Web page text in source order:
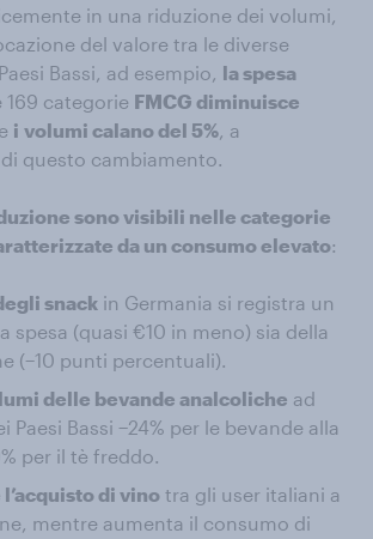
in una riduzione dei volumi,
del valore tra le diverse
Bassi, ad esempio, la spesa
169 categorie FMCG diminuisce
i volumi calano del 5%, a
questo cambiamento.
sono visibili nelle categorie
da un consumo elevato:
snack in Germania si registra un
spesa (quasi €10 in meno) sia della
(−10 punti percentuali).
delle bevande analcoliche ad
Paesi Bassi −24% per le bevande alla
per il tè freddo.
di vino tra gli user italiani a
mentre aumenta il consumo di